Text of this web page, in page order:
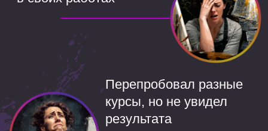
КАК ЗА 3 МЕСЯЦА
ПРЕВРАТИТЬ ХОББИ
РИСОВАТЬ В РАБОТУ
МЕЧТЫ
Урок 1
технике рисования — чтобы вы
отлично подготовились к созданию